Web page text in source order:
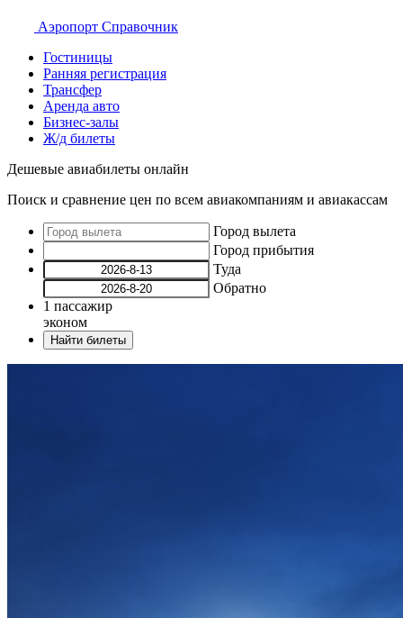
Аэропорт Справочник
Гостиницы
Ранняя регистрация
Трансфер
Аренда авто
Бизнес-залы
Ж/д билеты
Дешевые авиабилеты онлайн
Поиск и сравнение цен по всем авиакомпаниям и авиакассам
Город вылета
Город прибытия
Туда
Обратно
1 пассажир
эконом
Найти билеты